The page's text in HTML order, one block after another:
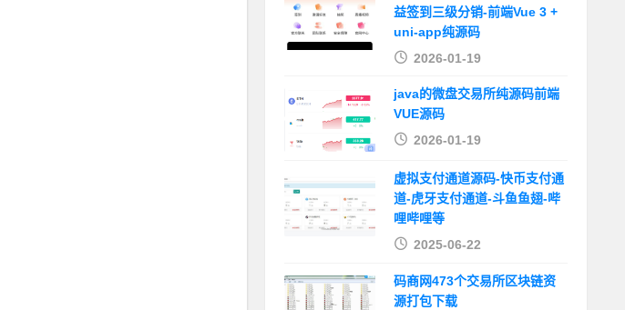
益签到三级分销-前端Vue 3 +
uni-app纯源码
2026-01-19
java的微盘交易所纯源码前端
VUE源码
2026-01-19
虚拟支付通道源码-快币支付通
道-虎牙支付通道-斗鱼鱼翅-哔
哩哔哩等
2025-06-22
码商网473个交易所区块链资
源打包下载